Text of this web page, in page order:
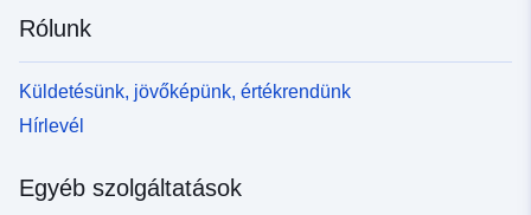
Rólunk
Küldetésünk, jövőképünk, értékrendünk
Hírlevél
Egyéb szolgáltatások